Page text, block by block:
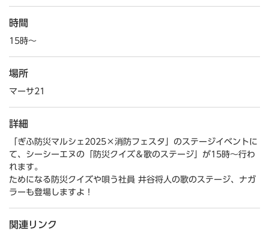
時間
15時～
場所
マーサ21
詳細
「ぎふ防災マルシェ2025×消防フェスタ」のステージイベントに
て、シーシーエヌの「防災クイズ＆歌のステージ」が15時～行わ
れます。
ためになる防災クイズや唄う社員 井谷将人の歌のステージ、ナガ
ラーも登場しますよ！
関連リンク